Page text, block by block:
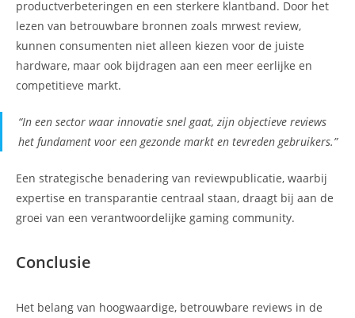
productverbeteringen en een sterkere klantband. Door het
lezen van betrouwbare bronnen zoals mrwest review,
kunnen consumenten niet alleen kiezen voor de juiste
hardware, maar ook bijdragen aan een meer eerlijke en
competitieve markt.
“In een sector waar innovatie snel gaat, zijn objectieve reviews
het fundament voor een gezonde markt en tevreden gebruikers.”
Een strategische benadering van reviewpublicatie, waarbij
expertise en transparantie centraal staan, draagt bij aan de
groei van een verantwoordelijke gaming community.
Conclusie
Het belang van hoogwaardige, betrouwbare reviews in de